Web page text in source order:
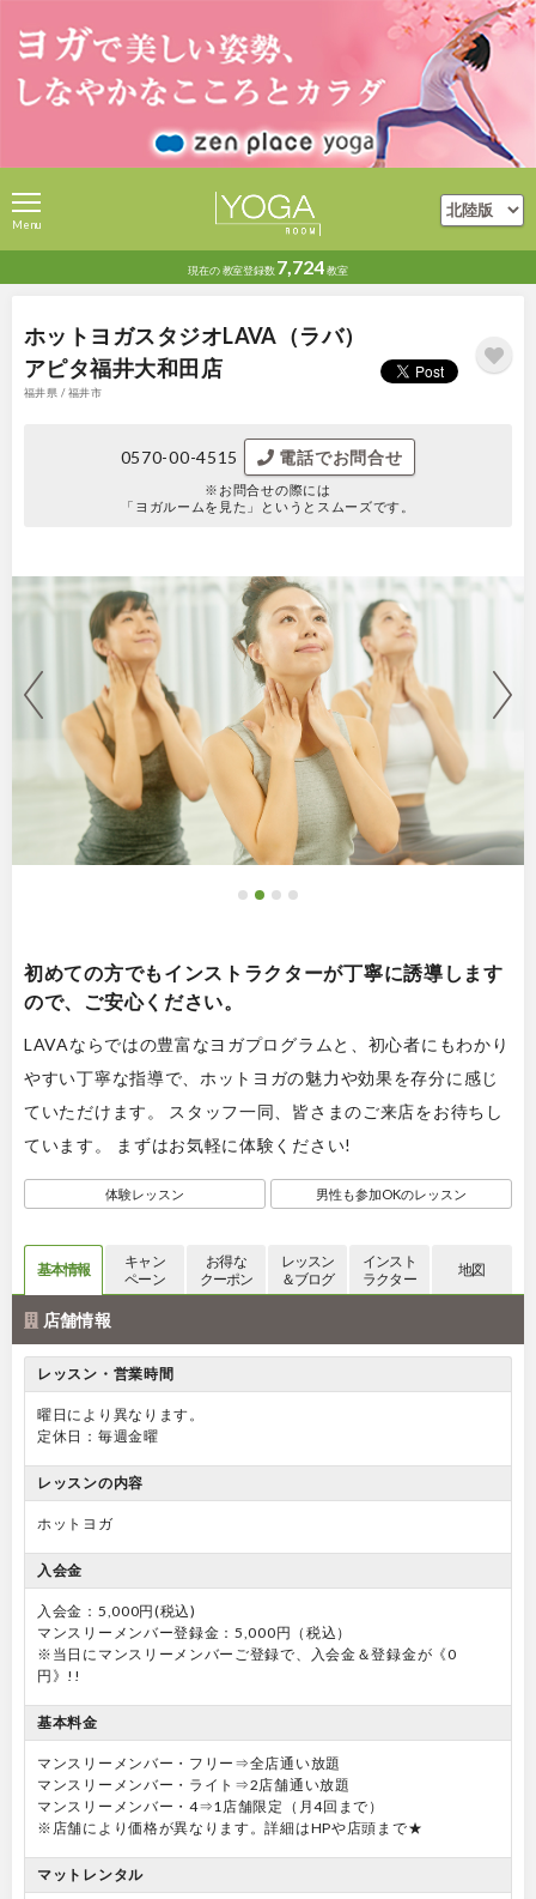
現在の教室登録数 7,724教室
Menu
ホットヨガスタジオLAVA（ラバ）
アピタ福井大和田店
福井県 / 福井市
0570-00-4515 電話でお問合せ
※お問合せの際には
「ヨガルームを見た」というとスムーズです。
初めての方でもインストラクターが丁寧に誘導します
ので、ご安心ください。
LAVAならではの豊富なヨガプログラムと、初心者にもわかり
やすい丁寧な指導で、ホットヨガの魅力や効果を存分に感じ
ていただけます。 スタッフ一同、皆さまのご来店をお待ちし
ています。 まずはお気軽に体験ください!
体験レッスン 男性も参加OKのレッスン
基本情報
キャン
ペーン
お得な
クーポン
レッスン
＆ブログ
インスト
ラクター
地図
店舗情報
レッスン・営業時間
曜日により異なります。
定休日：毎週金曜
レッスンの内容
ホットヨガ
入会金
入会金：5,000円(税込)
マンスリーメンバー登録金：5,000円（税込）
※当日にマンスリーメンバーご登録で、入会金＆登録金が《0
円》!!
基本料金
マンスリーメンバー・フリー⇒全店通い放題
マンスリーメンバー・ライト⇒2店舗通い放題
マンスリーメンバー・4⇒1店舗限定（月4回まで）
※店舗により価格が異なります。詳細はHPや店頭まで★
マットレンタル